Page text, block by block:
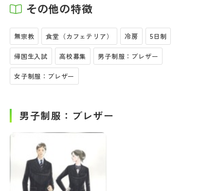
その他の特徴
無宗教 食堂（カフェテリア） 冷房 5日制
帰国生入試 高校募集 男子制服：ブレザー
女子制服：ブレザー
男子制服：ブレザー